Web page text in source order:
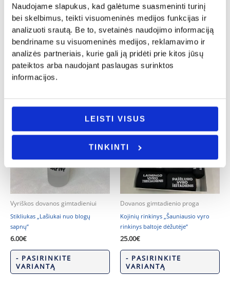
Naudojame slapukus, kad galėtume suasmeninti turinį
bei skelbimus, teikti visuomeninės medijos funkcijas ir
analizuoti srautą. Be to, svetainės naudojimo informaciją
bendriname su visuomeninės medijos, reklamavimo ir
analizės partneriais, kurie gali ją pridėti prie kitos jūsų
pateiktos arba naudojant paslaugas surinktos
informacijos.
LEISTI VISUS
TINKINTI
Dovanos gimtadienio proga
Dėžė alui „PRADAryk alaus butelį”
20.00€
Į KREPŠELĮ
Dovanos gimtadienio proga
Medinė lentelė „Garažo taisyklės”
11.00 €
Į KREPŠELĮ
Vyriškos dovanos gimtadieniui
Stikliukas „Lašiukai nuo blogų
sapnų”
6.00€
- PASIRINKITE
VARIANTĄ
Dovanos gimtadienio proga
Kojinių rinkinys „Šauniausio vyro
rinkinys baltoje dėžutėje”
25.00€
- PASIRINKITE
VARIANTĄ